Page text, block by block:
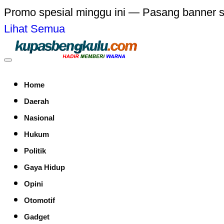
Promo spesial minggu ini — Pasang banner
Lihat Semua
Home
Daerah
Nasional
Hukum
Politik
Gaya Hidup
Opini
Otomotif
Gadget